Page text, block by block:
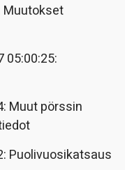
Muutokset
05:00:25:
Muut pörssin
Puolivuosikatsaus